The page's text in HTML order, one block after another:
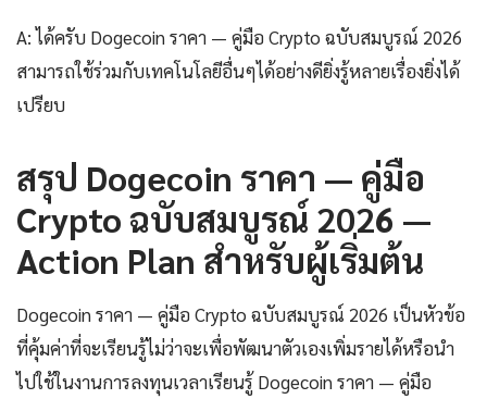
A: ได้ครับ Dogecoin ราคา — คู่มือ Crypto ฉบับสมบูรณ์ 2026
สามารถใช้ร่วมกับเทคโนโลยีอื่นๆได้อย่างดียิ่งรู้หลายเรื่องยิ่งได้
เปรียบ
สรุป Dogecoin ราคา — คู่มือ
Crypto ฉบับสมบูรณ์ 2026 —
Action Plan สำหรับผู้เริ่มต้น
Dogecoin ราคา — คู่มือ Crypto ฉบับสมบูรณ์ 2026 เป็นหัวข้อ
ที่คุ้มค่าที่จะเรียนรู้ไม่ว่าจะเพื่อพัฒนาตัวเองเพิ่มรายได้หรือนำ
ไปใช้ในงานการลงทุนเวลาเรียนรู้ Dogecoin ราคา — คู่มือ